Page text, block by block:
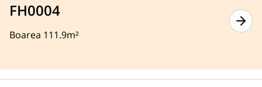
FH0004
Boarea 111.9m²